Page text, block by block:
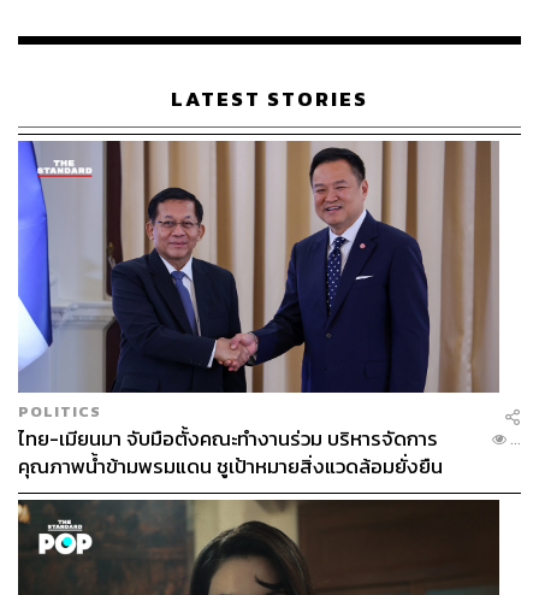
เรือนไทยที่ถูกซุกไว้
LATEST STORIES
POLITICS
ไทย-เมียนมา จับมือตั้งคณะทำงานร่วม บริหารจัดการ
คุณภาพน้ำข้ามพรมแดน ชูเป้าหมายสิ่งแวดล้อมยั่งยืน
...